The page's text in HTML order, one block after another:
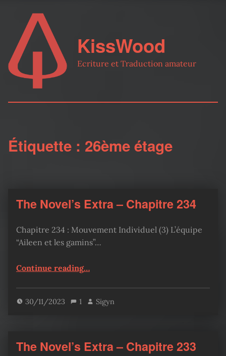
KissWood
Ecriture et Traduction amateur
Étiquette : 26ème étage
The Novel’s Extra – Chapitre 234
Chapitre 234 : Mouvement Individuel (3) L’équipe
“Aileen et les gamins”…
Continue reading“The Novel’s Extra – Chapitre 234”
…
30/11/2023 1 Sigyn
The Novel’s Extra – Chapitre 233